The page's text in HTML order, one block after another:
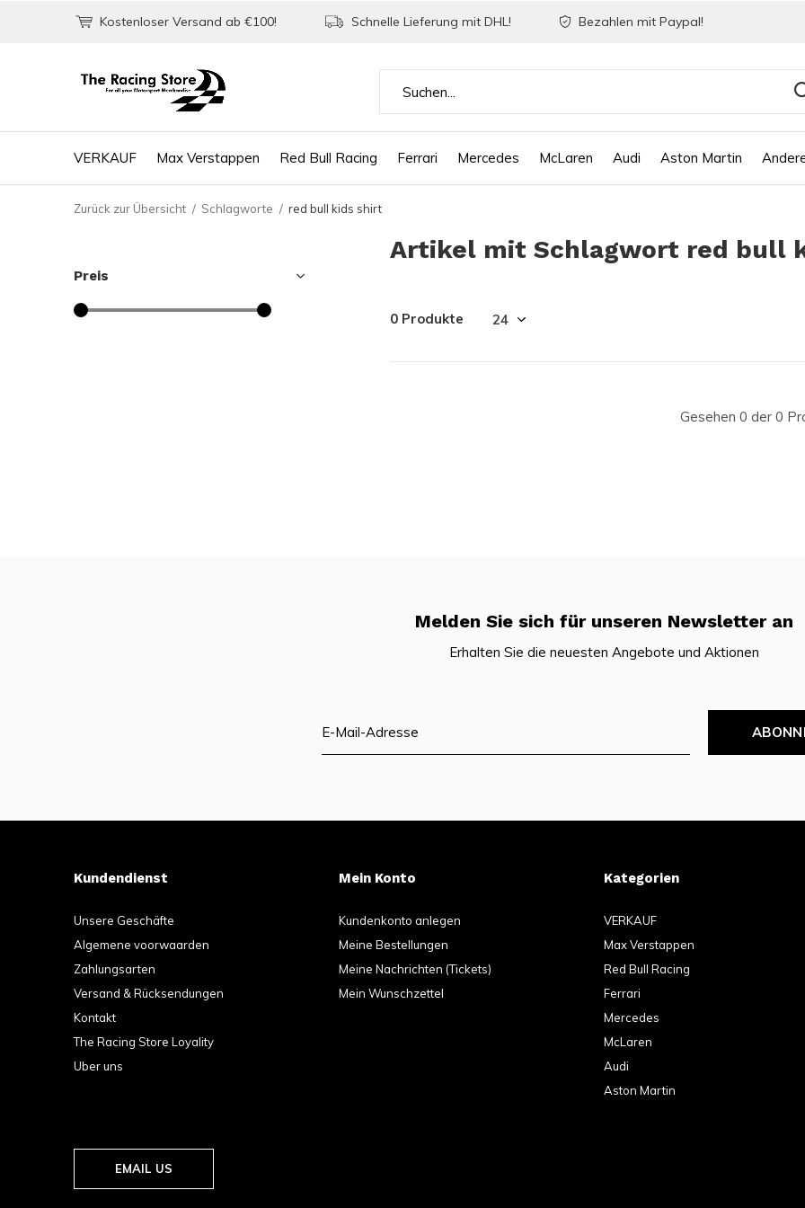
VERKAUF Max Verstappen Red Bull Racing Ferrari Mercedes McLaren Audi Aston Martin
Kostenloser Versand ab €100! Schnelle Lieferung mit DHL! Bezahlen mit Paypal!
Zurück zur Übersicht Schlagworte red bull kids shirt
Artikel mit Schlagwort red bull
0 Produkte
Gesehen 0 der 0
Preis
Melden Sie sich für unseren Newsletter an
Erhalten Sie die neuesten Angebote und Aktionen
Kundendienst
Unsere Geschäfte
Algemene voorwaarden
Zahlungsarten
Versand & Rücksendungen
Kontakt
The Racing Store Loyality
Uber uns
Mein Konto
Kundenkonto anlegen
Meine Bestellungen
Meine Nachrichten (Tickets)
Mein Wunschzettel
Kategorien
VERKAUF
Max Verstappen
Red Bull Racing
Ferrari
Mercedes
McLaren
Audi
Aston Martin
EMAIL US